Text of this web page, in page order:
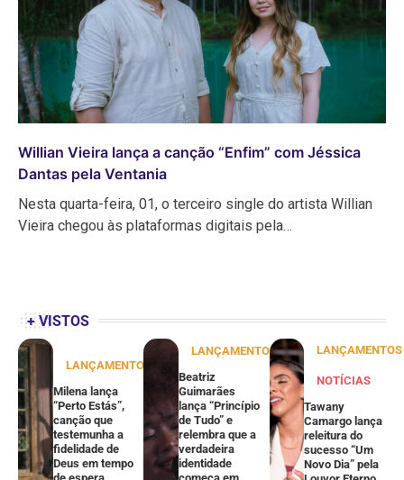
Willian Vieira lança a canção “Enfim” com Jéssica
Dantas pela Ventania
Nesta quarta-feira, 01, o terceiro single do artista Willian
Vieira chegou às plataformas digitais pela…
+ VISTOS
LANÇAMENTOS
Milena lança
“Perto Estás”,
canção que
testemunha a
fidelidade de
Deus em tempo
LANÇAMENTOS
Beatriz
Guimarães
lança “Princípio
de Tudo” e
relembra que a
verdadeira
identidade
LANÇAMENTOS
NOTÍCIAS
Tawany
Camargo lança
releitura do
sucesso “Um
Novo Dia” pela